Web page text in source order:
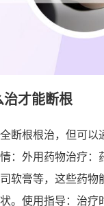
治才能断根
断根根治，但可以
：外用药物治疗：
软膏等，这些药物
。使用指导：治疗